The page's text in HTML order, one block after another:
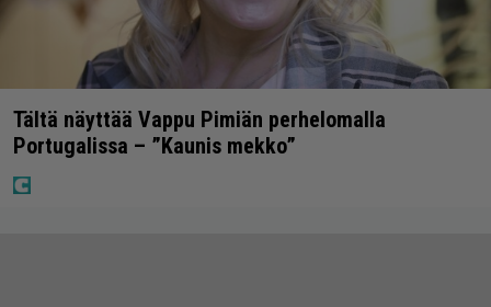
Tältä näyttää Vappu Pimiän perhelomalla
Portugalissa – ”Kaunis mekko”